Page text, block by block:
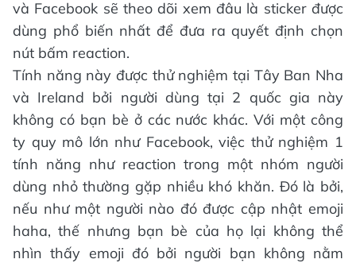
và Facebook sẽ theo dõi xem đâu là sticker được
dùng phổ biến nhất để đưa ra quyết định chọn
nút bấm reaction.
Tính năng này được thử nghiệm tại Tây Ban Nha
và Ireland bởi người dùng tại 2 quốc gia này
không có bạn bè ở các nước khác. Với một công
ty quy mô lớn như Facebook, việc thử nghiệm 1
tính năng như reaction trong một nhóm người
dùng nhỏ thường gặp nhiều khó khăn. Đó là bởi,
nếu như một người nào đó được cập nhật emoji
haha, thế nhưng bạn bè của họ lại không thể
nhìn thấy emoji đó bởi người bạn không nằm